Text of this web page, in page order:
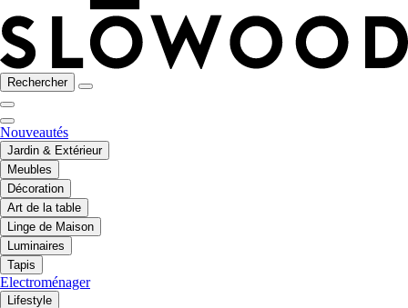
Rechercher
Nouveautés
Jardin & Extérieur
Meubles
Décoration
Art de la table
Linge de Maison
Luminaires
Tapis
Electroménager
Lifestyle